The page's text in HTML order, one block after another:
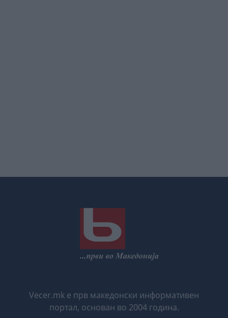
Vecer.mk е прв македонски информативен
портал, основан во 2004 година.